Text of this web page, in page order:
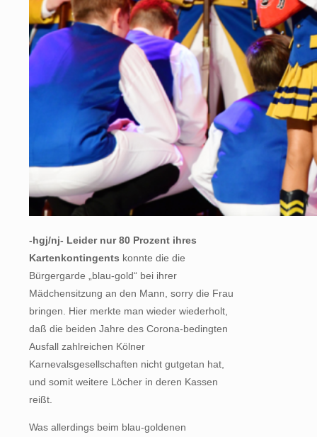
-hgj/nj- Leider nur 80 Prozent ihres
Kartenkontingents konnte die die
Bürgergarde „blau-gold“ bei ihrer
Mädchensitzung an den Mann, sorry die Frau
bringen. Hier merkte man wieder wiederholt,
daß die beiden Jahre des Corona-bedingten
Ausfall zahlreichen Kölner
Karnevalsgesellschaften nicht gutgetan hat,
und somit weitere Löcher in deren Kassen
reißt.
Was allerdings beim blau-goldenen